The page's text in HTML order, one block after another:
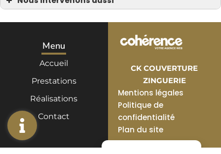
Gouttière de toit Grimaud
Gouttière de toit Cogolin
Gouttière de toit La Croix-Valmer
Gouttière de toit Ramatuelle
gouttière de toit Le Rayol-Canadel-sur-Mer
Gouttière de toit Saint-Tropez
Menu
Accueil
Prestations
Réalisations
Contact
CK COUVERTURE
ZINGUERIE
Mentions légales
Politique de
confidentialité
Plan du site